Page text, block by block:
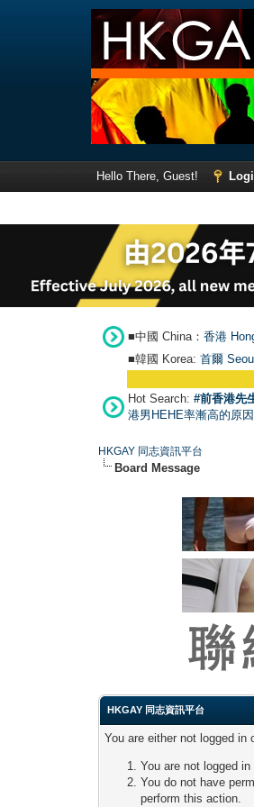
Hello There, Guest!
■中國 China： 香港
■韓國 Korea: 首爾 Seou
Hot Search: #前香港先
港男HEHE率漸高的原因
HKGAY 同志資訊平台
Board Message
HKGAY 同志資訊平台
You are either not logged
You are not logged
You do not have
perform this action.